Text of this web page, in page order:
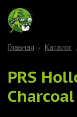
Главная Каталог
PRS